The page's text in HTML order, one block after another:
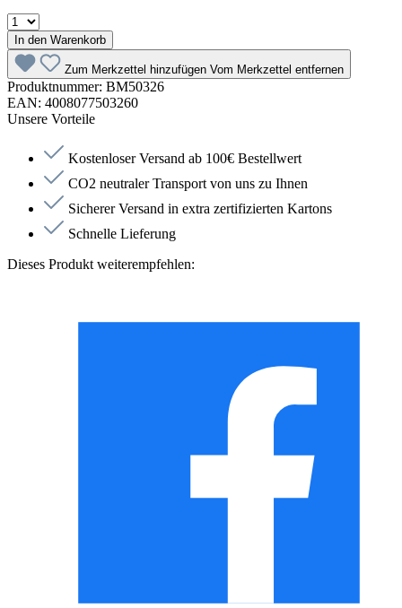
In den Warenkorb
Zum Merkzettel hinzufügen Vom Merkzettel entfernen
Produktnummer: BM50326
EAN: 4008077503260
Unsere Vorteile
Kostenloser Versand ab 100€ Bestellwert
CO2 neutraler Transport von uns zu Ihnen
Sicherer Versand in extra zertifizierten Kartons
Schnelle Lieferung
Dieses Produkt weiterempfehlen: